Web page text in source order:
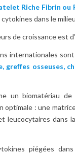
Riche Fibrin ou
dans le
de croissance est
internationales
greffes osseuses,
un biomatériau de
optimale : une
leucocytaires dans
piégées